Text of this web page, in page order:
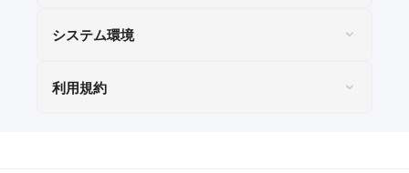
システム環境
利用規約